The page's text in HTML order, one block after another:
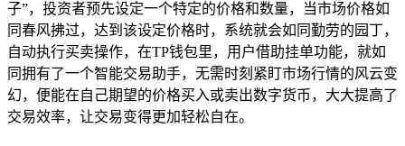
子”，投资者预先设定一个特定的价格和数量，当市场价格如
同春风拂过，达到该设定价格时，系统就会如同勤劳的园丁，
自动执行买卖操作，在TP钱包里，用户借助挂单功能，就如
同拥有了一个智能交易助手，无需时刻紧盯市场行情的风云变
幻，便能在自己期望的价格买入或卖出数字货币，大大提高了
交易效率，让交易变得更加轻松自在。